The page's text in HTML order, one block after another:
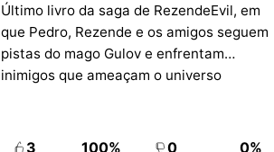
Último livro da saga de RezendeEvil, em
que Pedro, Rezende e os amigos seguem
pistas do mago Gulov e enfrentam
inimigos que ameaçam o universo
3 100% 0 0%